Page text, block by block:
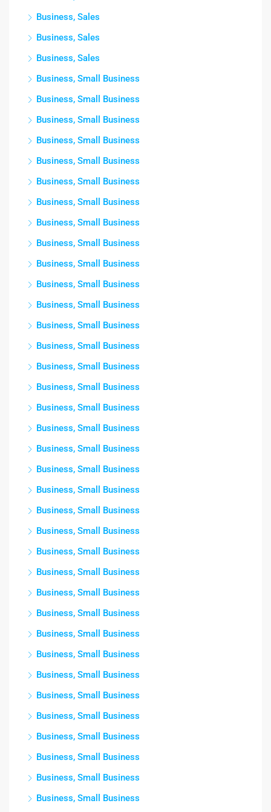
Business, Sales
Business, Sales
Business, Sales
Business, Small Business
Business, Small Business
Business, Small Business
Business, Small Business
Business, Small Business
Business, Small Business
Business, Small Business
Business, Small Business
Business, Small Business
Business, Small Business
Business, Small Business
Business, Small Business
Business, Small Business
Business, Small Business
Business, Small Business
Business, Small Business
Business, Small Business
Business, Small Business
Business, Small Business
Business, Small Business
Business, Small Business
Business, Small Business
Business, Small Business
Business, Small Business
Business, Small Business
Business, Small Business
Business, Small Business
Business, Small Business
Business, Small Business
Business, Small Business
Business, Small Business
Business, Small Business
Business, Small Business
Business, Small Business
Business, Small Business
Business, Small Business